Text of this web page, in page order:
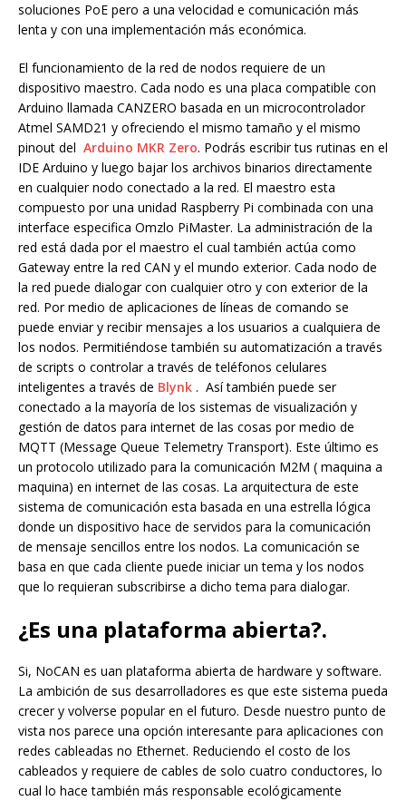
soluciones PoE pero a una velocidad e comunicación más
lenta y con una implementación más económica.
El funcionamiento de la red de nodos requiere de un
dispositivo maestro. Cada nodo es una placa compatible con
Arduino llamada CANZERO basada en un microcontrolador
Atmel SAMD21 y ofreciendo el mismo tamaño y el mismo
pinout del Arduino MKR Zero. Podrás escribir tus rutinas en el
IDE Arduino y luego bajar los archivos binarios directamente
en cualquier nodo conectado a la red. El maestro esta
compuesto por una unidad Raspberry Pi combinada con una
interface especifica Omzlo PiMaster. La administración de la
red está dada por el maestro el cual también actúa como
Gateway entre la red CAN y el mundo exterior. Cada nodo de
la red puede dialogar con cualquier otro y con exterior de la
red. Por medio de aplicaciones de líneas de comando se
puede enviar y recibir mensajes a los usuarios a cualquiera de
los nodos. Permitiéndose también su automatización a través
de scripts o controlar a través de teléfonos celulares
inteligentes a través de Blynk . Así también puede ser
conectado a la mayoría de los sistemas de visualización y
gestión de datos para internet de las cosas por medio de
MQTT (Message Queue Telemetry Transport). Este último es
un protocolo utilizado para la comunicación M2M ( maquina a
maquina) en internet de las cosas. La arquitectura de este
sistema de comunicación esta basada en una estrella lógica
donde un dispositivo hace de servidos para la comunicación
de mensaje sencillos entre los nodos. La comunicación se
basa en que cada cliente puede iniciar un tema y los nodos
que lo requieran subscribirse a dicho tema para dialogar.
¿Es una plataforma abierta?.
Si, NoCAN es uan plataforma abierta de hardware y software.
La ambición de sus desarrolladores es que este sistema pueda
crecer y volverse popular en el futuro. Desde nuestro punto de
vista nos parece una opción interesante para aplicaciones con
redes cableadas no Ethernet. Reduciendo el costo de los
cableados y requiere de cables de solo cuatro conductores, lo
cual lo hace también más responsable ecológicamente